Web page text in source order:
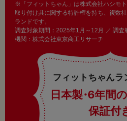
※「フィットちゃん」は株式会社ハシモ
取り付け具に関する特許権を持ち、複数
ランドです。
調査対象期間：2025年1月～12月 ／ 調査
機関：株式会社東京商工リサーチ
フィットちゃんラ
日本製・6年間
保証付